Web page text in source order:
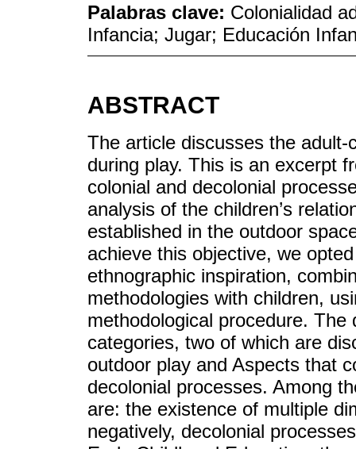
Palabras clave: Colonialidad
Infancia; Jugar; Educación
ABSTRACT
The article discusses the
during play. This is an excerpt
colonial and decolonial
analysis of the children’s
established in the outdoor
achieve this objective, we
ethnographic inspiration,
methodologies with children,
methodological procedure.
categories, two of which are
outdoor play and Aspects that
decolonial processes. Among
are: the existence of multiple
negatively, decolonial